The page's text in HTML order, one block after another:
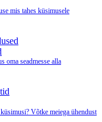
mis tahes küsimusele
oma seadmesse alla
Võtke meiega ühendust